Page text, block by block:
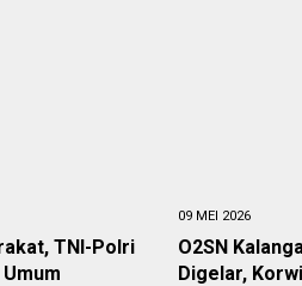
TNI-Polri
09 MEI 2026
O2SN
Digelar,